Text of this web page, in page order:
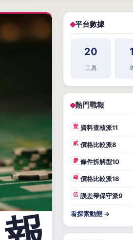
平台數據
20
工具
熱門戰報
壹 資料查核派11
貳 價格比較派8
參 條件拆解型10
肆 價格比較派18
伍 誤差帶保守派9
看探索動態 →